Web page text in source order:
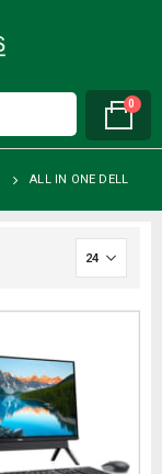
0
ALL IN ONE DELL